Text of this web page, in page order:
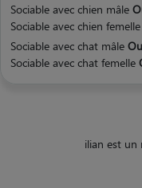
Sociable avec chien mâle
Sociable avec chien femelle
Sociable avec chat mâle
Sociable avec chat femelle
ilian est un